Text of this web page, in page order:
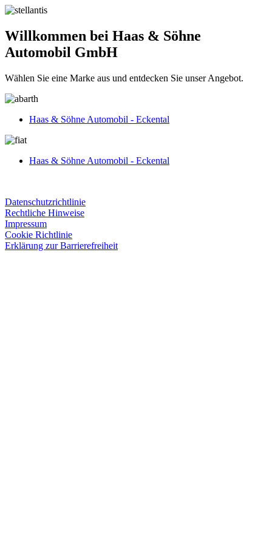
Willkommen bei Haas & Söhne
Automobil GmbH
Wählen Sie eine Marke aus und entdecken Sie unser Angebot.
Haas & Söhne Automobil - Eckental
Haas & Söhne Automobil - Eckental
Datenschutzrichtlinie
Rechtliche Hinweise
Impressum
Cookie Richtlinie
Erklärung zur Barrierefreiheit